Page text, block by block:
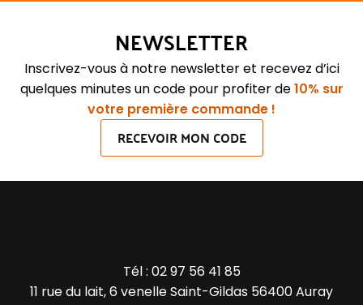
NEWSLETTER
Inscrivez-vous à notre newsletter et recevez d’ici
quelques minutes un code pour profiter de10% sur
votre première commande !
RECEVOIR MON CODE
Tél : 02 97 56 41 85
11 rue du lait, 6 venelle Saint-Gildas 56400 Auray